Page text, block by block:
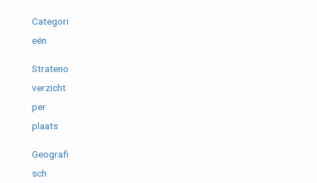
Categori
eën
Strateno
verzicht
per
plaats
Geografi
sch